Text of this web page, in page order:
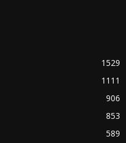
1529
1111
906
853
589